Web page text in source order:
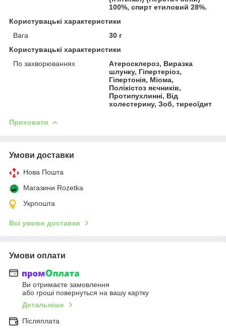
100%, спирт етиловий 28%.
Користувацькі характеристики
Вага
30 г
Користувацькi характеристики
По захворюваннях
Атеросклероз, Виразка
шлунку, Гіпертеріоз,
Гіпертонія, Міома,
Полікістоз яєчників,
Протипухлинні, Від
холестерину, Зоб, тиреоїдит
Приховати
Умови доставки
Нова Пошта
Магазини Rozetka
Укрпошта
Всі умови доставки
Умови оплати
Ви отримаєте замовлення
або гроші повернуться на вашу картку
Детальніше
Післяплата